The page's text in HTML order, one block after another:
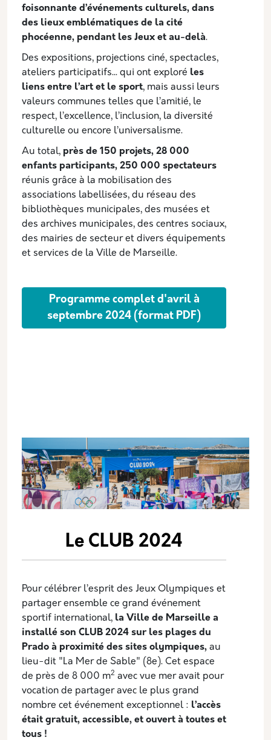
foisonnante d’événements culturels, dans
des lieux emblématiques de la cité
phocéenne, pendant les Jeux et au-delà.
Des expositions, projections ciné, spectacles,
ateliers participatifs... qui ont exploré les
liens entre l’art et le sport, mais aussi leurs
valeurs communes telles que l’amitié, le
respect, l’excellence, l’inclusion, la diversité
culturelle ou encore l’universalisme.
Au total, près de 150 projets, 28 000
enfants participants, 250 000 spectateurs
réunis grâce à la mobilisation des
associations labellisées, du réseau des
bibliothèques municipales, des musées et
des archives municipales, des centres sociaux,
des mairies de secteur et divers équipements
et services de la Ville de Marseille.
Programme complet d'avril à
septembre 2024 (format PDF)
Le CLUB 2024
Pour célébrer l’esprit des Jeux Olympiques et
partager ensemble ce grand événement
sportif international, la Ville de Marseille a
installé son CLUB 2024 sur les plages du
Prado à proximité des sites olympiques, au
lieu-dit "La Mer de Sable" (8e). Cet espace
de près de 8 000 m2 avec vue mer avait pour
vocation de partager avec le plus grand
nombre cet événement exceptionnel : l’accès
était gratuit, accessible, et ouvert à toutes et
tous !